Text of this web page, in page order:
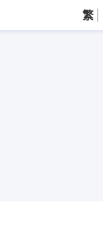
繁